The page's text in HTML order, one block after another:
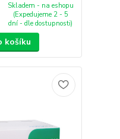
Skladem - na eshopu
(Expedujeme 2 - 5
dní - dle dostupnosti)
košíku